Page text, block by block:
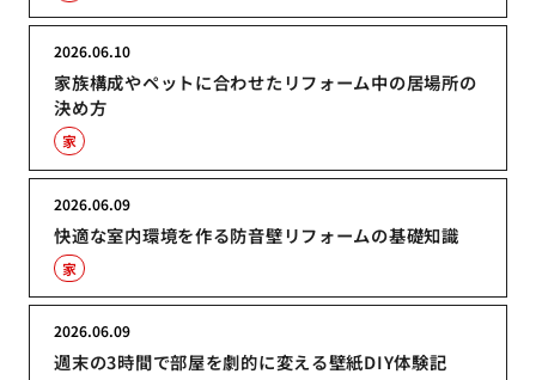
家族構成やペットに合わせたリフォーム中の居場所の
決め方
2026.06.10
家
快適な室内環境を作る防音壁リフォームの基礎知識
2026.06.09
家
週末の3時間で部屋を劇的に変える壁紙DIY体験記
2026.06.09